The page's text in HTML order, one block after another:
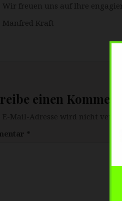
Wir freuen uns auf Ihre
Manfred Kraft
einen
E-Mail-Adresse wird nicht
*